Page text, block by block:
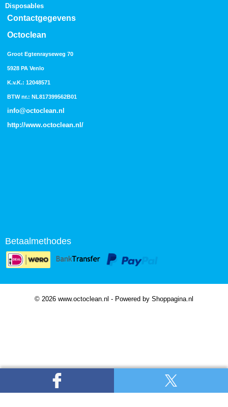
Disposables
Contactgegevens
Octoclean
Groot Egtenrayseweg 70
5928 PA Venlo
K.v.K.: 12048571
BTW nr.: NL817399562B01
info@octoclean.nl
http://www.octoclean.nl /
Betaalmethodes
© 2026 www.octoclean.nl - Powered by Shoppagina.nl